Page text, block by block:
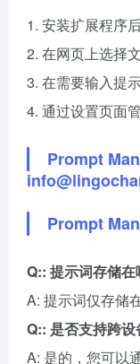
1. 安装扩展程序
2. 在网页上选择
3. 在需要输入提
4. 通过设置页面
Prompt
Prompt
Q:: 提示词存储在
A: 提示词仅存储
Q:: 是否支持跨设
A: 是的，您可以